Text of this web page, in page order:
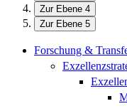
Zur Ebene 4
Zur Ebene 5
Forschung &